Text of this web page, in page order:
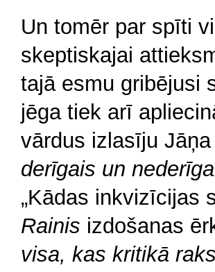
Un tomēr par spīti
skeptiskajai
tajā esmu gribējusi
jēga tiek arī
vārdus izlasīju
derīgais un
„Kādas inkvizīcijas
Rainis izdošanas
visa, kas kritikā